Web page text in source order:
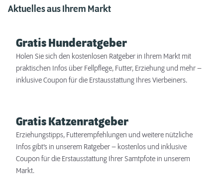
Aktuelles aus Ihrem Markt
Gratis Hunderatgeber
Holen Sie sich den kostenlosen Ratgeber in Ihrem Markt mit
praktischen Infos über Fellpflege, Futter, Erziehung und mehr –
inklusive Coupon für die Erstausstattung Ihres Vierbeiners.
Gratis Katzenratgeber
Erziehungstipps, Futterempfehlungen und weitere nützliche
Infos gibt’s in unserem Ratgeber – kostenlos und inklusive
Coupon für die Erstausstattung Ihrer Samtpfote in unserem
Markt.